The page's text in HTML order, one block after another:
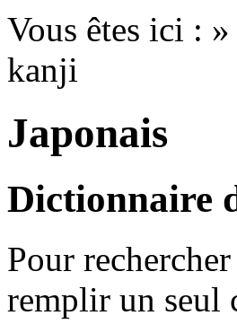
Vous êtes ici : »
kanji
Japonais
Dictionnaire
Pour
remplir un seul